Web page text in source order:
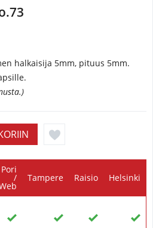
halkaisija 5mm, pituus 5mm.
Pori
/ Tampere Raisio Helsinki